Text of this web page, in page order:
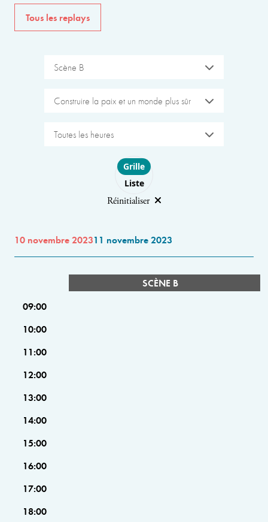
Tous les replays
Scène B
Construire la paix et un monde plus sûr
Toutes les heures
Choose layout
Grille
Liste
Réinitialiser
10 novembre 202311 novembre 2023
SCÈNE B
09:00
10:00
11:00
12:00
13:00
14:00
15:00
16:00
17:00
18:00